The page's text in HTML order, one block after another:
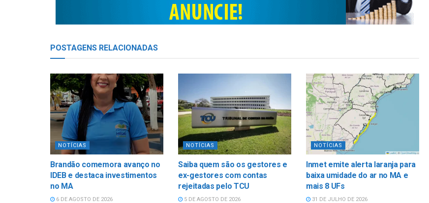
POSTAGENS RELACIONADAS
NOTÍCIAS
Brandão comemora avanço no
IDEB e destaca investimentos
no MA
6 DE AGOSTO DE 2026
NOTÍCIAS
Saiba quem são os gestores e
ex-gestores com contas
rejeitadas pelo TCU
5 DE AGOSTO DE 2026
NOTÍCIAS
Inmet emite alerta laranja para
baixa umidade do ar no MA e
mais 8 UFs
31 DE JULHO DE 2026